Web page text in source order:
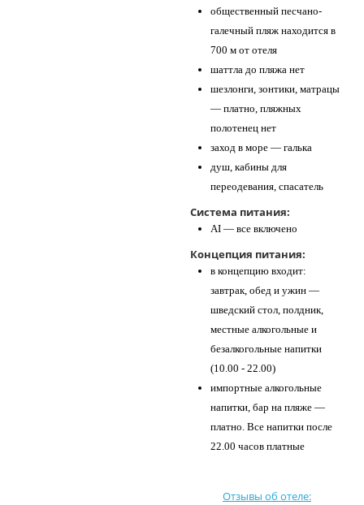
общественный песчано-
галечный пляж находится в
700 м от отеля
шаттла до пляжа нет
шезлонги, зонтики, матрацы
— платно, пляжных
полотенец нет
заход в море — галька
душ, кабины для
переодевания, спасатель
Система питания:
AI — все включено
Концепция питания:
в концепцию входит:
завтрак, обед и ужин —
шведский стол, полдник,
местные алкогольные и
безалкогольные напитки
(10.00 - 22.00)
импортные алкогольные
напитки, бар на пляже —
платно. Все напитки после
22.00 часов платные
Отзывы об отеле: